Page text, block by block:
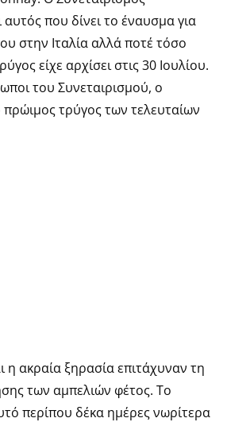
που δίνει το έναυσμα για
στην Ιταλία αλλά ποτέ τόσο
είχε αρχίσει στις 30 Ιουλίου.
του Συνεταιρισμού, ο
πρώιμος τρύγος των τελευταίων
η ακραία ξηρασία επιτάχυναν τη
των αμπελιών φέτος. Το
περίπου δέκα ημέρες νωρίτερα